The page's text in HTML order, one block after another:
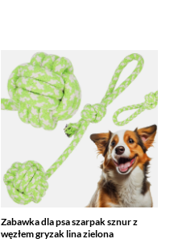
Zabawka dla psa szarpak sznur z
węzłem gryzak lina zielona